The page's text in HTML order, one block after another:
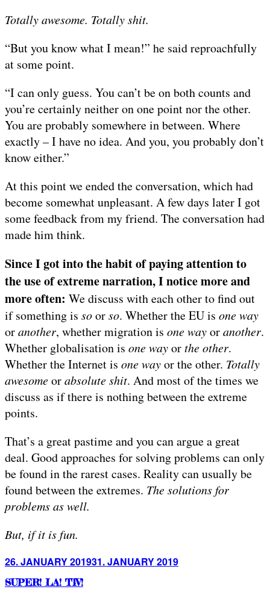
Totally awesome. Totally shit.
“But you know what I mean!” he said reproachfully
at some point.
“I can only guess. You can’t be on both counts and
you’re certainly neither on one point nor the other.
You are probably somewhere in between. Where
exactly – I have no idea. And you, you probably don’t
know either.”
At this point we ended the conversation, which had
become somewhat unpleasant. A few days later I got
some feedback from my friend. The conversation had
made him think.
Since I got into the habit of paying attention to
the use of extreme narration, I notice more and
more often: We discuss with each other to find out
if something is soorso. Whether the EU is one way
oranother, whether migration is onewayoranother.
Whether globalisation is one wayorthe other.
Whether the Internet is one wayor the other. Totally
awesomeorabsolute shit. And most of the times we
discuss as if there is nothing between the extreme
points.
That’s a great pastime and you can argue a great
deal. Good approaches for solving problems can only
be found in the rarest cases. Reality can usually be
found between the extremes. The solutions for
problems as well.
But, if it is fun.
Posted
26. JANUARY 201931. JANUARY 2019
SUPER! LA! TIV!